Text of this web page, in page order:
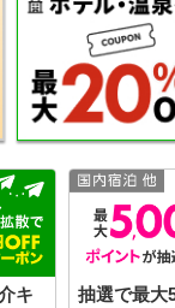
キ
抽選で最大